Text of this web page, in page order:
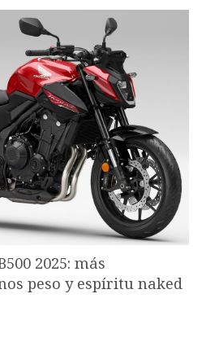
2025: más
peso y espíritu naked